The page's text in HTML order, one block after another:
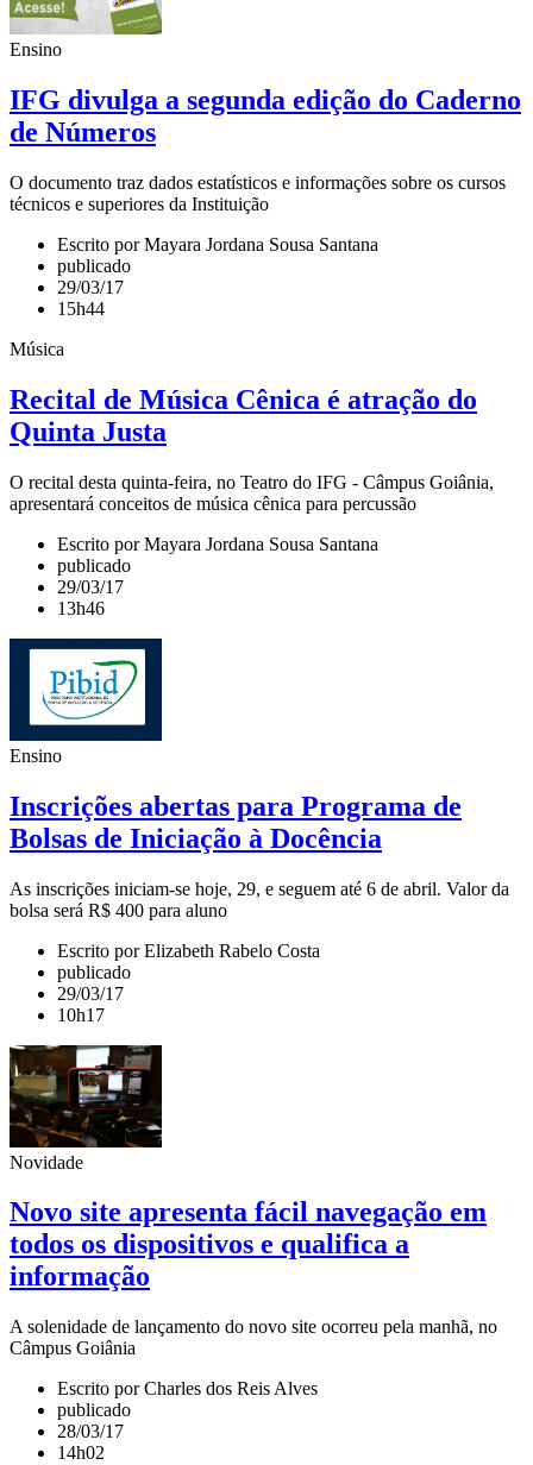
Ensino
IFG divulga a segunda edição do Caderno
de Números
O documento traz dados estatísticos e informações sobre os cursos
técnicos e superiores da Instituição
Escrito por Mayara Jordana Sousa Santana
publicado
29/03/17
15h44
Música
Recital de Música Cênica é atração do
Quinta Justa
O recital desta quinta-feira, no Teatro do IFG - Câmpus Goiânia,
apresentará conceitos de música cênica para percussão
Escrito por Mayara Jordana Sousa Santana
publicado
29/03/17
13h46
Ensino
Inscrições abertas para Programa de
Bolsas de Iniciação à Docência
As inscrições iniciam-se hoje, 29, e seguem até 6 de abril. Valor da
bolsa será R$ 400 para aluno
Escrito por Elizabeth Rabelo Costa
publicado
29/03/17
10h17
Novidade
Novo site apresenta fácil navegação em
todos os dispositivos e qualifica a
informação
A solenidade de lançamento do novo site ocorreu pela manhã, no
Câmpus Goiânia
Escrito por Charles dos Reis Alves
publicado
28/03/17
14h02